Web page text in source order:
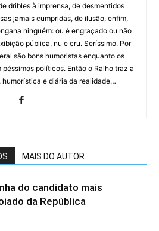
dribles à imprensa, de desmentidos
jamais cumpridas, de ilusão, enfim,
ninguém: ou é engraçado ou não
pública, nu e cru. Seríssimo. Por
são bons humoristas enquanto os
péssimos políticos. Então o Ralho traz a
e diária da realidade…
MAIS DO AUTOR
do candidato mais
da República